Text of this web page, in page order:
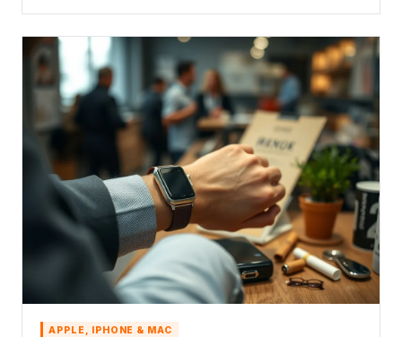
APPLE, IPHONE & MAC